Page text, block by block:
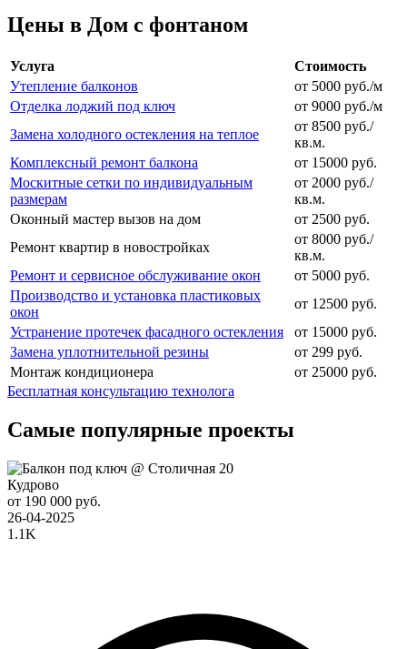
Цены в Дом с фонтаном
Услуга
Стоимость
Утепление балконов
от 5000 руб./м
Отделка лоджий под ключ
от 9000 руб./м
Замена холодного остекления на теплое
от 8500 руб./
кв.м.
Комплексный ремонт балкона
от 15000 руб.
Москитные сетки по индивидуальным
размерам
от 2000 руб./
кв.м.
Оконный мастер вызов на дом
от 2500 руб.
Ремонт квартир в новостройках
от 8000 руб./
кв.м.
Ремонт и сервисное обслуживание окон
от 5000 руб.
Производство и установка пластиковых
окон
от 12500 руб.
Устранение протечек фасадного остекления
от 15000 руб.
Замена уплотнительной резины
от 299 руб.
Монтаж кондиционера
от 25000 руб.
Бесплатная консультацию технолога
Самые популярные проекты
Кудрово
от 190 000 руб.
26-04-2025
1.1K